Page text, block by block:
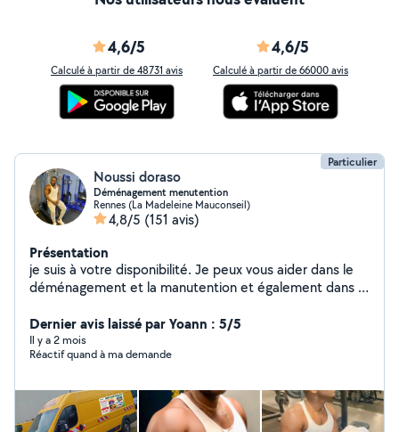
4,6/5
Calculé à partir de 48731 avis
4,6/5
Calculé à partir de 66000 avis
Particulier
Noussi doraso
Déménagement menutention
Rennes (La Madeleine Mauconseil)
4,8/5 (151 avis)
Présentation
je suis à votre disponibilité. Je peux vous aider dans le
déménagement et la manutention et également dans le
Dernier avis laissé par Yoann : 5/5
Il y a 2 mois
Réactif quand à ma demande